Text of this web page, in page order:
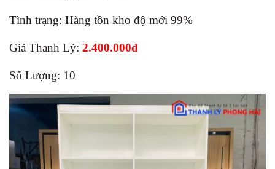
Tình trạng: Hàng tồn kho độ mới 99%
Giá Thanh Lý: 2.400.000đ
Số Lượng: 10